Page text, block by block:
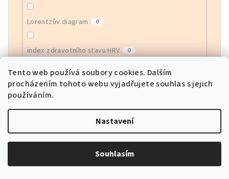
Tento web používá soubory cookies. Dalším
procházením tohoto webu vyjadřujete souhlas s jejich
používáním.
Nastavení
Souhlasím
Lorentzův diagram 0
index zdravotního stavu HRV 0
monitor EGG
monitor krevního kyslíku 0
sledování srdeční frekvence APP 0
sportovní režimy 0